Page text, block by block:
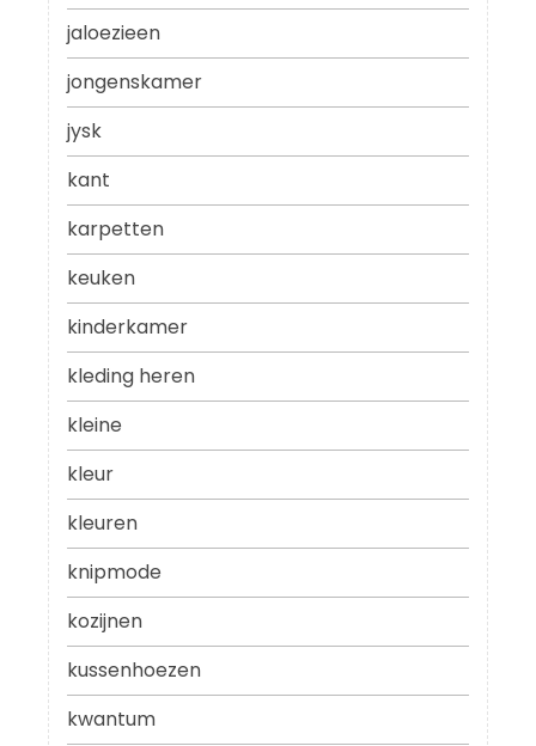
jaloezieen
jongenskamer
jysk
kant
karpetten
keuken
kinderkamer
kleding heren
kleine
kleur
kleuren
knipmode
kozijnen
kussenhoezen
kwantum